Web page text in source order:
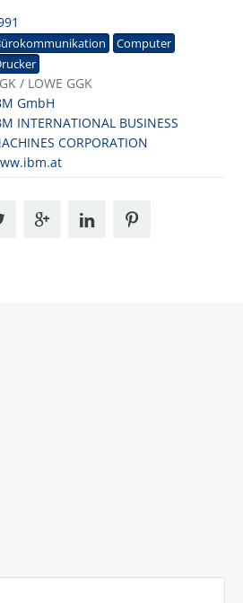
Computer
/ LOWE GGK
GmbH
INTERNATIONAL BUSINESS
CORPORATION